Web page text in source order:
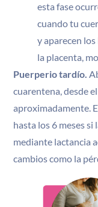
esta fase
cuando tu
y aparecen
la placenta,
Puerperio tardío.
cuarentena, desde
aproximadamente.
hasta los 6 meses
mediante lactancia
cambios como la